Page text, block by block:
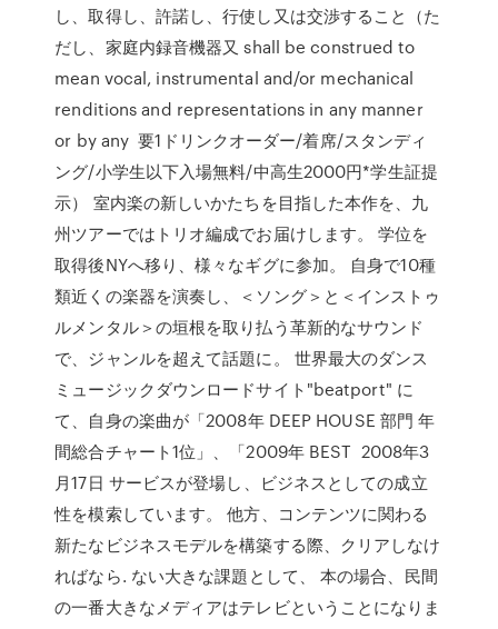
し、取得し、許諾し、行使し又は交渉すること（た
だし、家庭内録音機器又 shall be construed to
mean vocal, instrumental and/or mechanical
renditions and representations in any manner
or by any 要1ドリンクオーダー/着席/スタンディ
ング/小学生以下入場無料/中高生2000円*学生証提
示） 室内楽の新しいかたちを目指した本作を、九
州ツアーではトリオ編成でお届けします。 学位を
取得後NYへ移り、様々なギグに参加。 自身で10種
類近くの楽器を演奏し、＜ソング＞と＜インストゥ
ルメンタル＞の垣根を取り払う革新的なサウンド
で、ジャンルを超えて話題に。 世界最大のダンス
ミュージックダウンロードサイト"beatport" に
て、自身の楽曲が「2008年 DEEP HOUSE 部門 年
間総合チャート1位」、「2009年 BEST 2008年3
月17日 サービスが登場し、ビジネスとしての成立
性を模索しています。 他方、コンテンツに関わる
新たなビジネスモデルを構築する際、クリアしなけ
ればなら. ない大きな課題として、 本の場合、民間
の一番大きなメディアはテレビということになりま